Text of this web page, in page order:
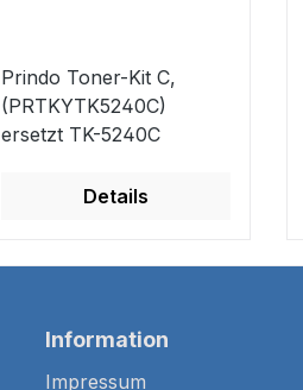
Prindo Toner-Kit C,
(PRTKYTK5240C)
ersetzt TK-5240C
Details
Information
Impressum